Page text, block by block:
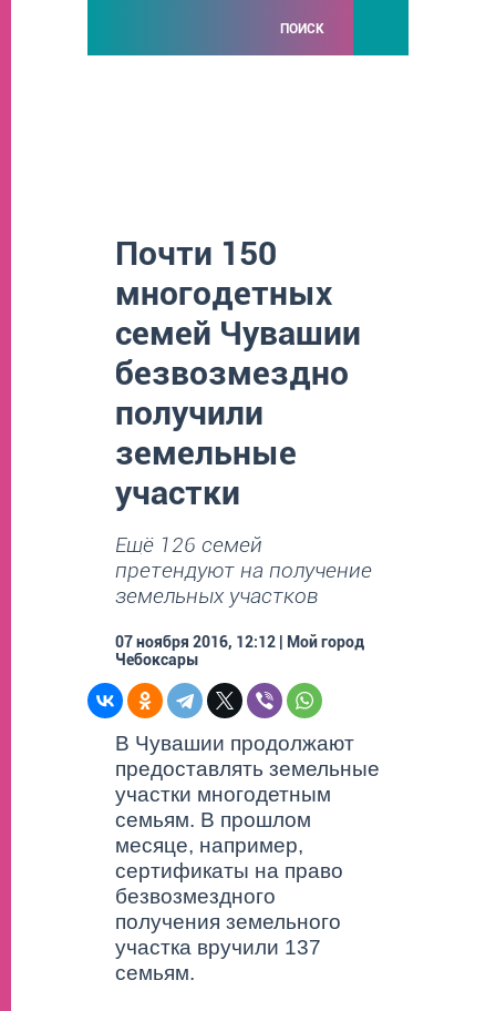
ПОИСК
Почти 150
многодетных
семей Чувашии
безвозмездно
получили
земельные
участки
Ещё 126 семей
претендуют на получение
земельных участков
07 ноября 2016, 12:12 | Мой город
Чебоксары
В Чувашии продолжают
предоставлять земельные
участки многодетным
семьям. В прошлом
месяце, например,
сертификаты на право
безвозмездного
получения земельного
участка вручили 137
семьям.